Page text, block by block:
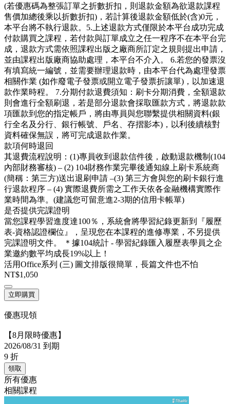
(若優惠碼為整張訂單之折數折扣，則退款金額為欲退款課程
售價加總後乘以折數折扣)，若計算後退款金額低於(含)0元，
本平台將不執行退款。5.上述退款方式僅限於本平台成功完成
付款購買之課程，若付款與訂單成立之任一程序不在本平台完
成，退款方式需依照課程出版之廠商所訂定之規則提出申請，
並由課程出版廠商協助處理，本平台不介入。 6.若您的發票沒
有填寫統一編號，並需要辦理退款時，由本平台代為處理發票
相關作業 (如作廢電子發票或開立電子發票折讓單)，以加速退
款作業時程。 7.分期付款退費須知：刷卡分期消費，全額退款
則會進行全額刷退，若是部分退款會採取匯款方式，將退款款
項匯款到您的指定帳戶，將由專員與您聯繫提供相關資料(銀
行全名及分行、銀行帳號、戶名、存摺影本)，以利後續核對
資料確保無誤，將可完成退款作業。
款項何時退回
其退費流程說明：(1)專員收到退款信件後，啟動退款機制(104
內部財務審核) – (2) 104財務作業完畢後通知線上刷卡系統商
(簡稱：第三方)送出退刷申請 –(3) 第三方會與您的刷卡銀行進
行退款程序 – (4) 實際退費所需之工作天依各金融機構實際作
業時間為準。(建議您可留意進2-3期的信用卡帳單)
是否提供完課證明
當您課程學習進度達100％，系統會將學習紀錄更新到『履歷
表-資格認證欄位』，呈現您在本課程的進修專業，不另提供
完課證明文件。 ＊據104統計 - 學習紀錄匯入履歷表學員之企
業邀約數平均成長19%以上！
活用Office系列 (三) 圖文排版很簡單，長篇文件也不怕
NT$1,050
立即購買
優惠現領
【8月限時優惠】
2026/08/31 到期
9 折
領取
所有優惠
相關課程